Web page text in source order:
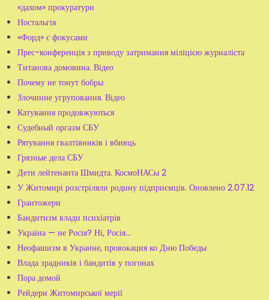
«дахом» прокуратури
Ностальгія
«Форд» с фокусами
Прес-конференція з приводу затримання міліцією журналіста
Титанова домовина. Відео
Почему не тонут бобры
Злочинне угруповання. Відео
Катування продовжуються
Судебный оргазм СБУ
Рятування гвалтівників і вбивць
Грязные дела СБУ
Дети лейтенанта Шмидта. КосмоНАСы 2
У Житомирі розстріляли родину підприємців. Оновлено 2.07.12
Грантожери
Бандитизм влади психіатрів
Україна — не Росія? Ні, Росія...
Неофашизм в Украине, провокация ко Дню Победы
Влада зрадників і бандитів у погонах
Пора домой
Рейдери Житомирської мерії